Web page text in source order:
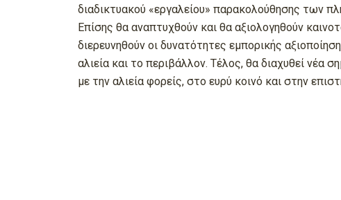
διαδικτυακού «εργαλείου» παρακολούθησης των
Επίσης θα αναπτυχθούν και θα αξιολογηθούν
διερευνηθούν οι δυνατότητες εμπορικής
αλιεία και το περιβάλλον. Τέλος, θα διαχυθεί νέα
με την αλιεία φορείς, στο ευρύ κοινό και στην